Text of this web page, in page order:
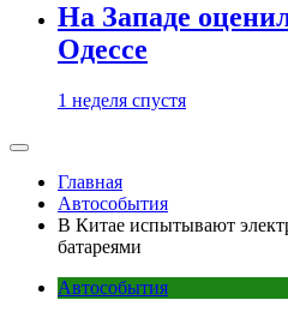
На Западе
Одессе
1 неделя спустя
Главная
Автособытия
В Китае испытывают
батареями
Автособытия